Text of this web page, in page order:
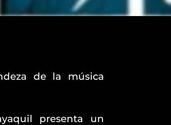
de la música
presenta un